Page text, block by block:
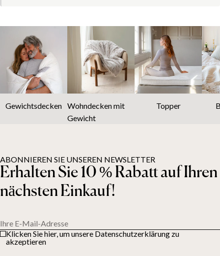
Gewichtsdecken Wohndecken mit
Gewicht
Topper
ABONNIEREN SIE UNSEREN NEWSLETTER
Erhalten Sie 10 % Rabatt auf Ihren
nächsten Einkauf!
Ihre E-Mail-Adresse
Klicken Sie hier, um unsere Datenschutzerklärung zu
akzeptieren